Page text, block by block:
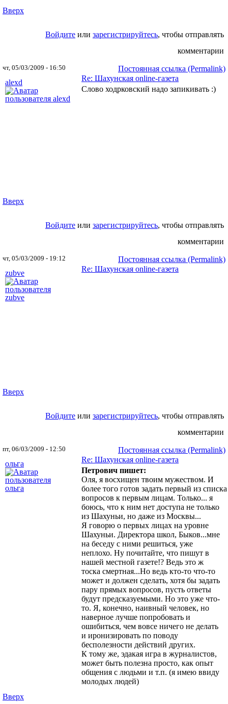
Вверх
Войдите или зарегистрируйтесь, чтобы отправлять
комментарии
чт, 05/03/2009 - 16:50
Постоянная ссылка (Permalink)
alexd
Re: Шахунская оnline-газета
Слово ходрковский надо запикивать :)
Вверх
Войдите или зарегистрируйтесь, чтобы отправлять
комментарии
чт, 05/03/2009 - 19:12
Постоянная ссылка (Permalink)
zubve
Re: Шахунская оnline-газета
Вверх
Войдите или зарегистрируйтесь, чтобы отправлять
комментарии
пт, 06/03/2009 - 12:50
Постоянная ссылка (Permalink)
ольга
Re: Шахунская оnline-газета
Петрович пишет:
Оля, я восхищен твоим мужеством. И
более того готов задать первый из списка
вопросов к первым лицам. Только... я
боюсь, что к ним нет доступа не только
из Шахуньи, но даже из Москвы...
Я говорю о первых лицах на уровне
Шахуньи. Директора школ, Быков...мне
на беседу с ними решиться, уже
неплохо. Ну почитайте, что пишут в
нашей местной газете!? Ведь это ж
тоска смертная...Но ведь кто-то что-то
может и должен сделать, хотя бы задать
пару прямых вопросов, пусть ответы
будут предсказуемыми. Но это уже что-
то. Я, конечно, наивный человек, но
наверное лучше попробовать и
ошибиться, чем вовсе ничего не делать
и иронизировать по поводу
бесполезности действий других.
К тому же, эдакая игра в журналистов,
может быть полезна просто, как опыт
общения с людьми и т.п. (я имею ввиду
молодых людей)
Вверх